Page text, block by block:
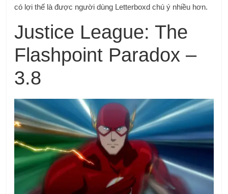
có lợi thế là được người dùng Letterboxd chú ý nhiều hơn.
Justice League: The
Flashpoint Paradox –
3.8